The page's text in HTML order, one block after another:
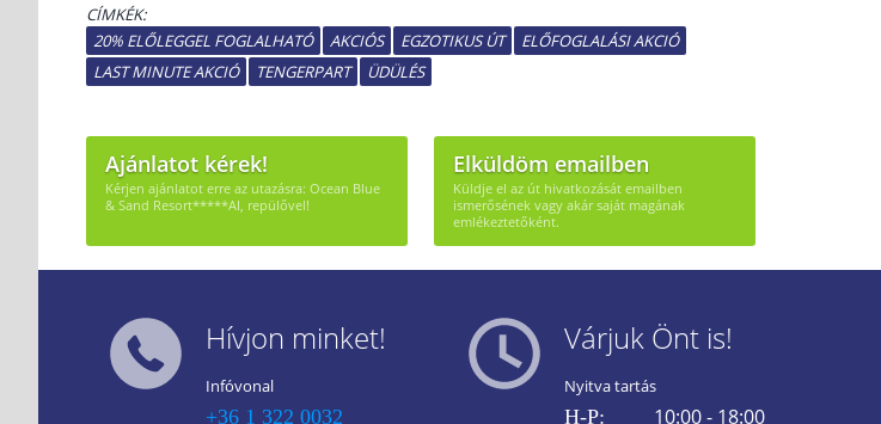
CÍMKÉK:
20% ELŐLEGGEL FOGLALHATÓ
AKCIÓS EGZOTIKUS ÚT
ELŐFOGLALÁSI AKCIÓ
LAST MINUTE AKCIÓ
TENGERPART ÜDÜLÉS
Ajánlatot kérek!
Kérjen ajánlatot erre az utazásra: Ocean Blue
& Sand Resort*****AI, repülővel!
Elküldöm emailben
Küldje el az út hivatkozását emailben
ismerősének vagy akár saját magának
emlékeztetőként.
Hívjon minket!
Infóvonal
+36 1 322 0032
Várjuk Önt is!
Nyitva tartás
H-P: 10:00 - 18:00